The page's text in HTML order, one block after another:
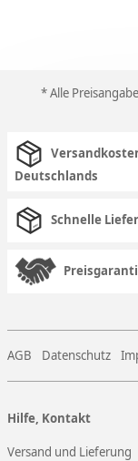
* Alle
Deutschlands
Schnelle
AGB Datenschutz
Hilfe, Kontakt
Versand und Lieferung